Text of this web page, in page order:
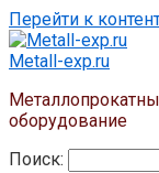
Перейти к
Metall-exp.ru
оборудование
Поиск: